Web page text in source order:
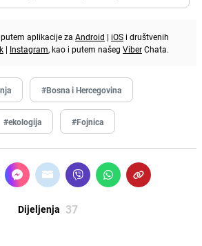
aplikacije za Android | iOS i društvenih
| Instagram, kao i putem našeg ViberChata.
#Bosna i Hercegovina
#ekologija #Fojnica
Dijeljenja 37